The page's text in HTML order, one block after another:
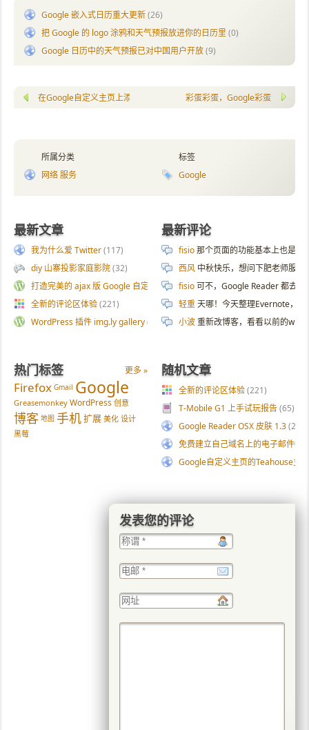
Google 嵌入式日历重大更新(26)
把 Google 的 logo 涂鸦和天气预报放进你的日历里 (0)
Google 日历中的天气预报已对中国用户开放(9)
在Google自定义主页上添加全功能Gtalk web彩蛋彩蛋，Google彩蛋
标签
Google
所属分类
网络 服务
最新文章
我为什么爱 Twitter(117)
diy 山寨投影家庭影院(32)
打造完美的 ajax 版 Google 自定义搜索 (187)
全新的评论区体验(221)
WordPress 插件 img.ly gallery(54)
更多 »
热门标签
Firefox Gmail Google
Greasemonkey WordPress 创意
博客 地图 手机扩展 美化 设计
黑莓
最新评论
fisio那个页面的功能基本上也是
西风 中秋快乐，想问下肥老师服
fisio可不，Google Reader 都去
轻重天哪！今天整理Evernote，
小波重新改博客，看看以前的wp
随机文章
全新的评论区体验(221)
T-Mobile G1 上手试玩报告(65)
Google Reader OSX 皮肤 1.3(24)
免费建立自己域名上的电子邮件帐
Google自定义主页的Teahouse主
发表您的评论